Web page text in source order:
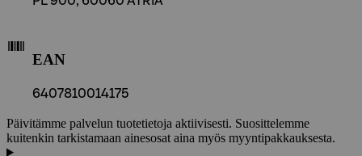
EAN
6407810014175
Päivitämme palvelun tuotetietoja aktiivisesti. Suosittelemme
kuitenkin tarkistamaan ainesosat aina myös myyntipakkauksesta.